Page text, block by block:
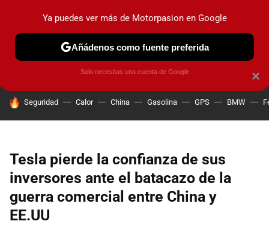
PRUEBAS COCHES ELÉCTRICOS OBSERVATORIO
HOY SE HABLA DE
Seguridad Calor China Gasolina GPS BMW
Tesla pierde la confianza de sus
inversores ante el batacazo de la
guerra comercial entre China y
EE.UU
×
Ya puedes ver más de Motorpasion en Google
Añádenos como fuente preferida
Solo necesitas una cuenta de Google